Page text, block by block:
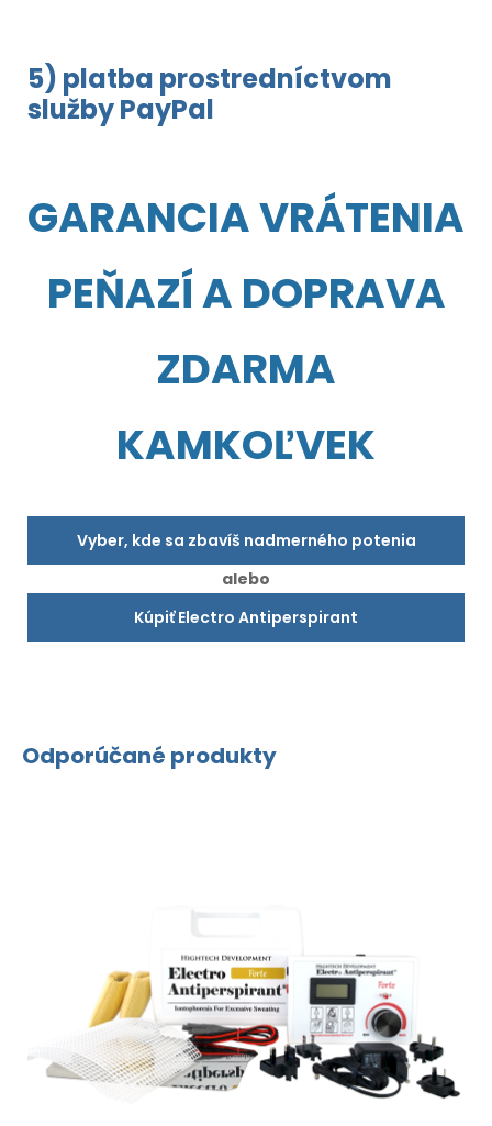
5) platba prostredníctvom
služby PayPal
GARANCIA VRÁTENIA
PEŇAZÍ A DOPRAVA
ZDARMA
KAMKOĽVEK
Vyber, kde sa zbavíš nadmerného potenia
alebo
Kúpiť Electro Antiperspirant
Odporúčané produkty